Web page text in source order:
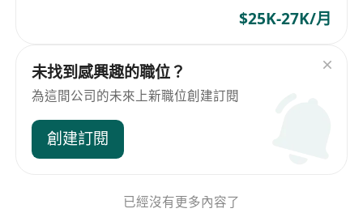
$25K-27K/月
未找到感興趣的職位？
為這間公司的未來上新職位創建訂閱
創建訂閱
已經沒有更多內容了